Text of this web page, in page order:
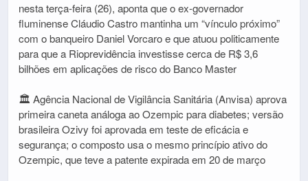
nesta terça-feira (26), aponta que o ex-governador
fluminense Cláudio Castro mantinha um “vínculo próximo”
com o banqueiro Daniel Vorcaro e que atuou politicamente
para que a Rioprevidência investisse cerca de R$ 3,6
bilhões em aplicações de risco do Banco Master
🏛️ Agência Nacional de Vigilância Sanitária (Anvisa) aprova
primeira caneta análoga ao Ozempic para diabetes; versão
brasileira Ozivy foi aprovada em teste de eficácia e
segurança; o composto usa o mesmo princípio ativo do
Ozempic, que teve a patente expirada em 20 de março